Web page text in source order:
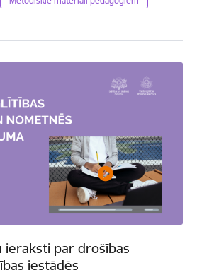
ieraksti par drošības
iestādēs